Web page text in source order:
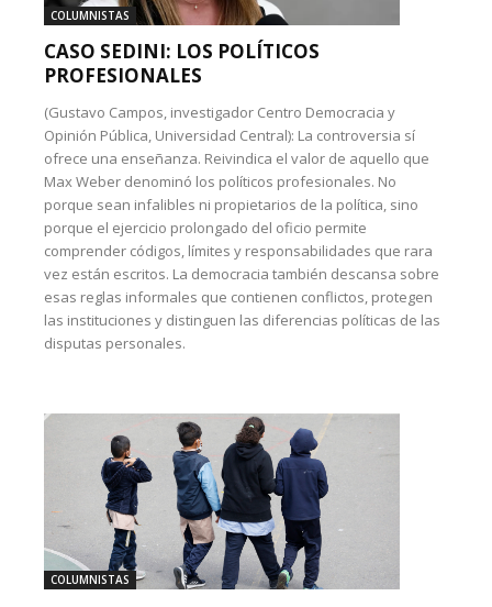
COLUMNISTAS
CASO SEDINI: LOS POLÍTICOS
PROFESIONALES
(Gustavo Campos, investigador Centro Democracia y
Opinión Pública, Universidad Central): La controversia sí
ofrece una enseñanza. Reivindica el valor de aquello que
Max Weber denominó los políticos profesionales. No
porque sean infalibles ni propietarios de la política, sino
porque el ejercicio prolongado del oficio permite
comprender códigos, límites y responsabilidades que rara
vez están escritos. La democracia también descansa sobre
esas reglas informales que contienen conflictos, protegen
las instituciones y distinguen las diferencias políticas de las
disputas personales.
COLUMNISTAS